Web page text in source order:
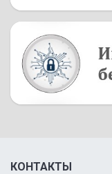
КОНТАКТЫ